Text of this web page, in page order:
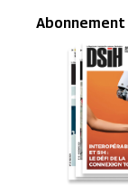
Abonnement